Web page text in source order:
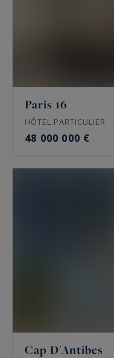
Paris 16
HÔTEL PARTICULIER
48 000 000 €
Cap D'Antibes